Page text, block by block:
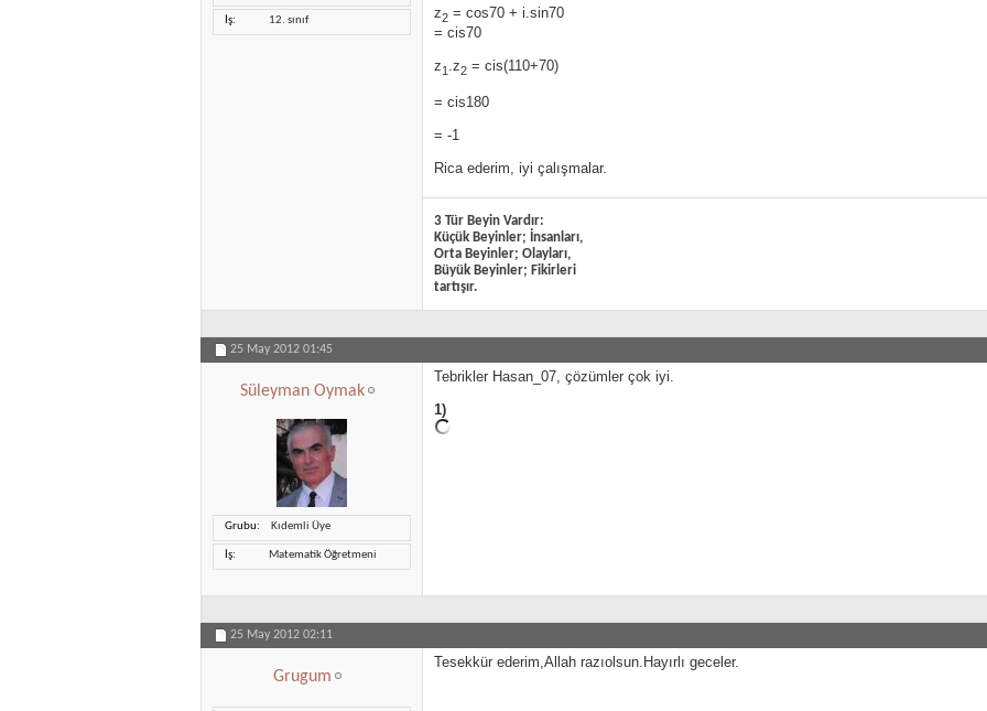
İş 12. sınıf
z2 = cos70 + i.sin70
= cis70
z1 .z2 = cis(110+70)
= cis180
= -1
Rica ederim, iyi çalışmalar.
3 Tür Beyin Vardır:
Küçük Beyinler; İnsanları,
Orta Beyinler; Olayları,
Büyük Beyinler; Fikirleri
tartışır.
25 May 2012 01:45
Süleyman Oymak
Grubu Kıdemli Üye
İş Matematik Öğretmeni
Tebrikler Hasan_07, çözümler çok iyi.
1)
25 May 2012 02:11
Grugum
Tesekkür ederim,Allah razıolsun.Hayırlı geceler.